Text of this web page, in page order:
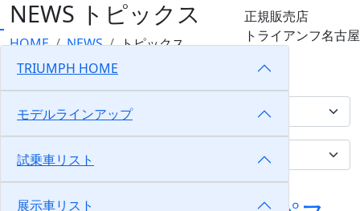
正規販売店
トライアンフ名古屋
TRIUMPH HOME
モデルラインアップ
試乗車リスト
展示車リスト
NEWS トピックス
HOME NEWS トピックス
トピックス